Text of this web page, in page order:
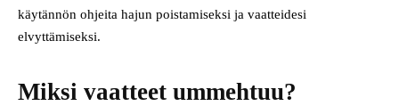
käytännön ohjeita hajun poistamiseksi ja vaatteidesi
elvyttämiseksi.
Miksi vaatteet ummehtuu?